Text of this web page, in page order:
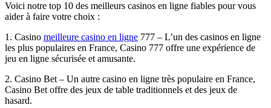
Voici notre top 10 des meilleurs casinos en ligne fiables pour vous
aider à faire votre choix :
1. Casino meilleure casino en ligne 777 – L’un des casinos en ligne
les plus populaires en France, Casino 777 offre une expérience de
jeu en ligne sécurisée et amusante.
2. Casino Bet – Un autre casino en ligne très populaire en France,
Casino Bet offre des jeux de table traditionnels et des jeux de
hasard.